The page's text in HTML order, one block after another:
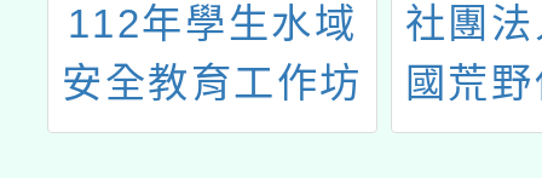
112年學生水域
安全教育工作坊
實施計畫
社團
國荒
桃園